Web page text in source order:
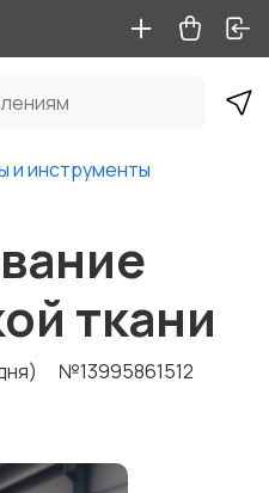
и инструменты
ткани
№13995861512